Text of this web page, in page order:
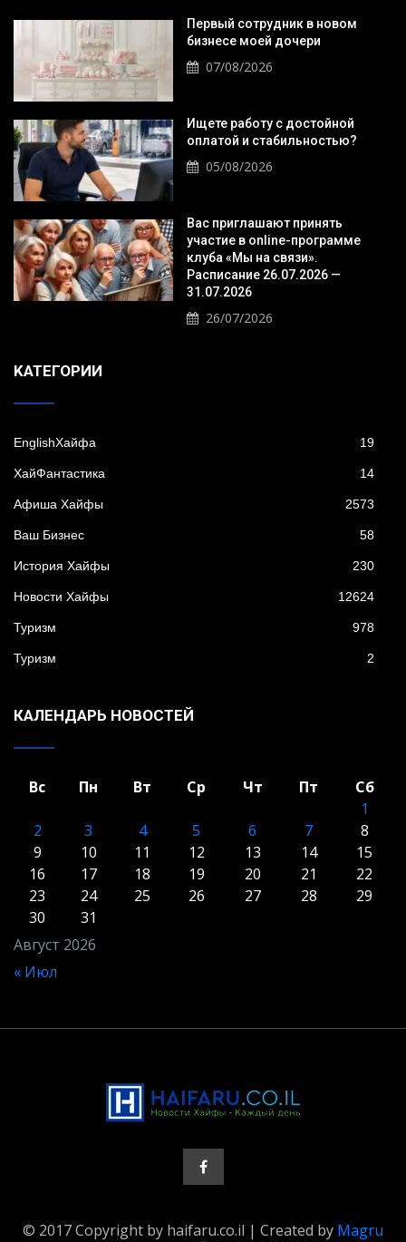
Первый сотрудник в новом
бизнесе моей дочери
07/08/2026
Ищете работу с достойной
оплатой и стабильностью?
05/08/2026
Вас приглашают принять
участие в online-программе
клуба «Мы на связи».
Расписание 26.07.2026 —
31.07.2026
26/07/2026
KАТЕГОРИИ
EnglishХайфа 19
XайФантастика 14
Афиша Хайфы 2573
Ваш Бизнес 58
История Хайфы 230
Новости Хайфы 12624
Туризм 978
Туризм 2
КАЛЕНДАРЬ НОВОСТЕЙ
Август 2026
Вс Пн Вт Ср Чт Пт
Сб
1
2
3 4 5 6 7
8
9
10 11 12 13 14
15
16
17 18 19 20 21
22
23
24 25 26 27 28
29
30
31
« Июл
© 2017 Copyright by haifaru.co.il | Created by Magru